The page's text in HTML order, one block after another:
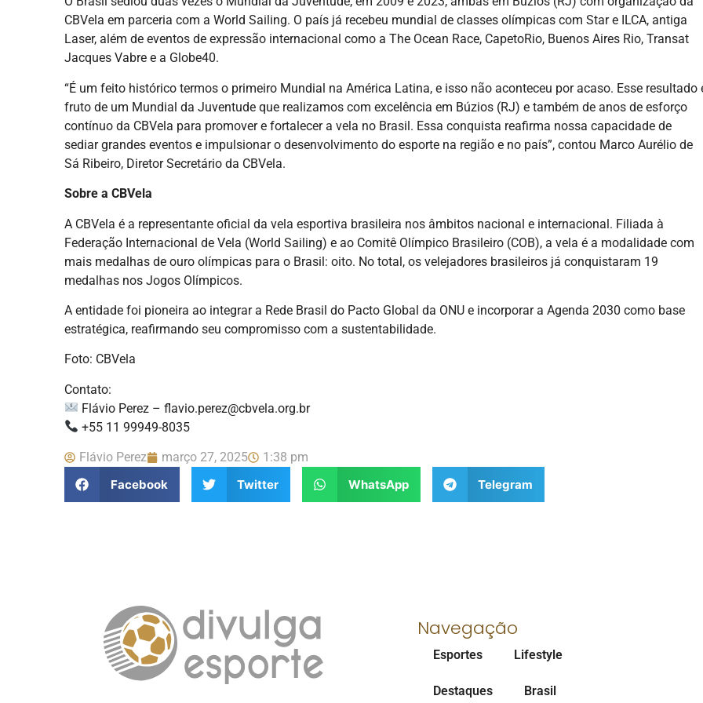
CBVela em parceria com a World Sailing. O país já recebeu mundial de classes olímpicas com Star e ILCA, antiga
Laser, além de eventos de expressão internacional como a The Ocean Race, CapetoRio, Buenos Aires Rio, Transat
Jacques Vabre e a Globe40.
“É um feito histórico termos o primeiro Mundial na América Latina, e isso não aconteceu por acaso. Esse resultado
fruto de um Mundial da Juventude que realizamos com excelência em Búzios (RJ) e também de anos de esforço
contínuo da CBVela para promover e fortalecer a vela no Brasil. Essa conquista reafirma nossa capacidade de
sediar grandes eventos e impulsionar o desenvolvimento do esporte na região e no país”, contou Marco Aurélio de
Sá Ribeiro, Diretor Secretário da CBVela.
Sobre a CBVela
A CBVela é a representante oficial da vela esportiva brasileira nos âmbitos nacional e internacional. Filiada à
Federação Internacional de Vela (World Sailing) e ao Comitê Olímpico Brasileiro (COB), a vela é a modalidade com
mais medalhas de ouro olímpicas para o Brasil: oito. No total, os velejadores brasileiros já conquistaram 19
medalhas nos Jogos Olímpicos.
A entidade foi pioneira ao integrar a Rede Brasil do Pacto Global da ONU e incorporar a Agenda 2030 como base
estratégica, reafirmando seu compromisso com a sustentabilidade.
Foto: CBVela
Contato:
Flávio Perez – flavio.perez@cbvela.org.br
+55 11 99949-8035
Flávio Perez março 27, 2025
1:38 pm
Facebook
Twitter WhatsApp Telegram
Navegação
Esportes Lifestyle
Destaques Brasil